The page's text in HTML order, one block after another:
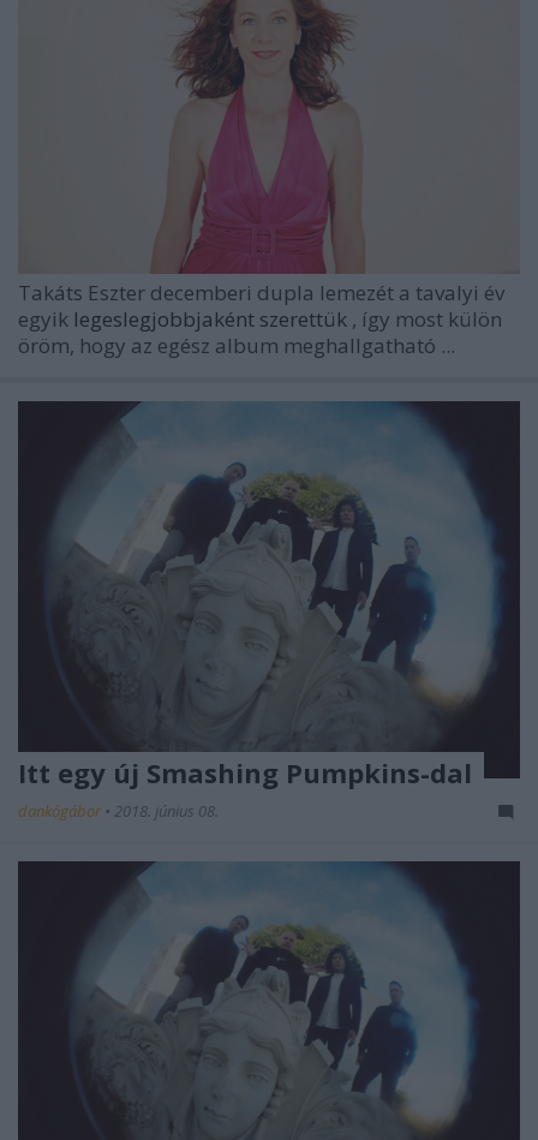
Takáts Eszter decemberi dupla lemezét a tavalyi év
egyik legeslegjobbjaként szerettük , így most külön
öröm, hogy az egész album meghallgatható ...
Itt egy új Smashing Pumpkins-dal
dankógábor • 2018. június 08.